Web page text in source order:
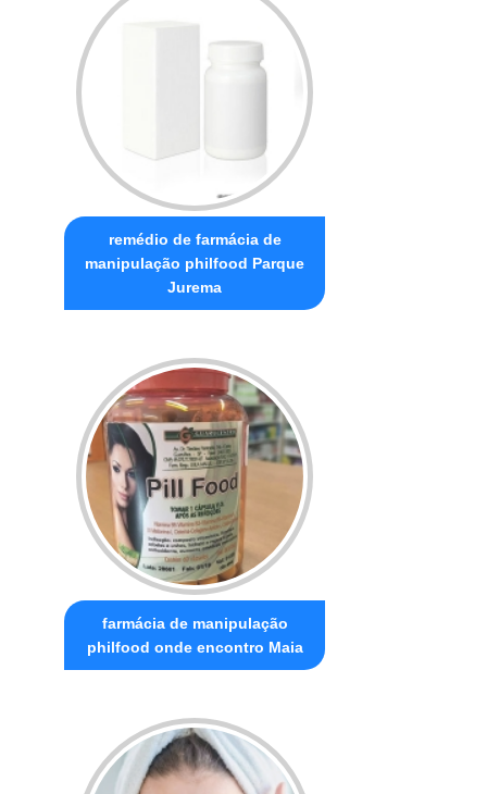
remédio de farmácia de
manipulação philfood Parque
Jurema
farmácia de manipulação
philfood onde encontro Maia